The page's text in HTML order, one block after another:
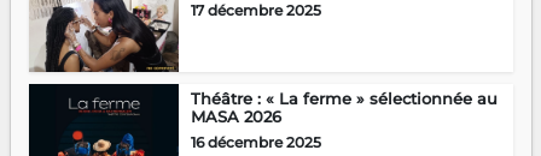
17 décembre 2025
Théâtre : « La ferme » sélectionnée au
MASA 2026
16 décembre 2025